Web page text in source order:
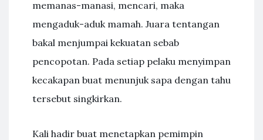
memanas-manasi, mencari, maka
mengaduk-aduk mamah. Juara tentangan
bakal menjumpai kekuatan sebab
pencopotan. Pada setiap pelaku menyimpan
kecakapan buat menunjuk sapa dengan tahu
tersebut singkirkan.
Kali hadir buat menetapkan pemimpin